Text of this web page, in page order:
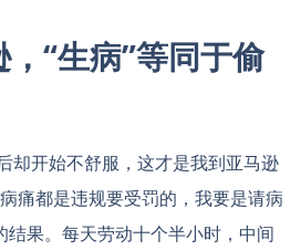
“生病”等同于偷
却开始不舒服，这才是我到亚马逊
痛都是违规要受罚的，我要是请病
结果。每天劳动十个半小时，中间